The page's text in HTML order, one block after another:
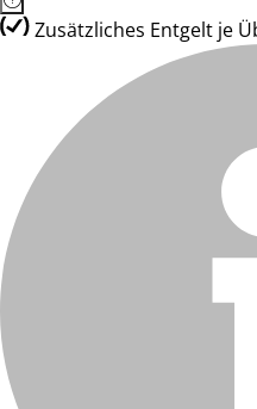
Zusätzliches Entgelt je